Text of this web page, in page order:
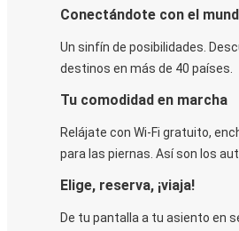
Conectándote con el
Un sinfín de posibilidades.
destinos en más de 40 países.
Tu comodidad en marcha
Relájate con Wi-Fi gratuito,
para las piernas. Así son los
Elige, reserva, ¡viaja!
De tu pantalla a tu asiento en